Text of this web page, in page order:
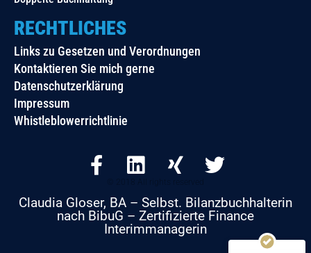
RECHTLICHES
Links zu Gesetzen und Verordnungen
Kontaktieren Sie mich gerne
Datenschutzerklärung
Impressum
Whistleblowerrichtlinie
a
c
e
b
i
n
k
e
d
i
n
g
w
i
t
t
Claudia Gloser, BA – Selbst. Bilanzbuchhalterin
nach BibuG – Zertifizierte Finance
Interimmanagerin
Kundenbewertungen und Erfahrungen zu
Claudia Gloser